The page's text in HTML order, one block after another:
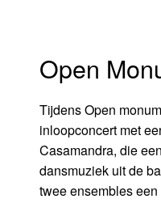
Open
Tijdens Open
inloopconcert met
Casamandra, die
dansmuziek uit de
twee ensembles